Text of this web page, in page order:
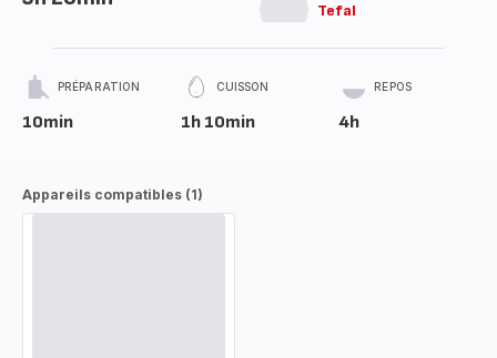
Tefal
PRÉPARATION
10min
CUISSON
1h 10min
REPOS
4h
Appareils compatibles (1)